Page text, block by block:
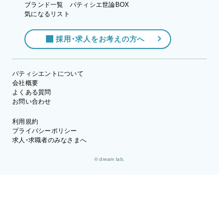
ブランド一覧
気になるリスト
パティシエ世論BOX
採用・求人をお考えの方へ
パティシエントについて
会社概要
よくある質問
お問い合わせ
利用規約
プライバシーポリシー
求人・求職者のみなさまへ
© dream lab.